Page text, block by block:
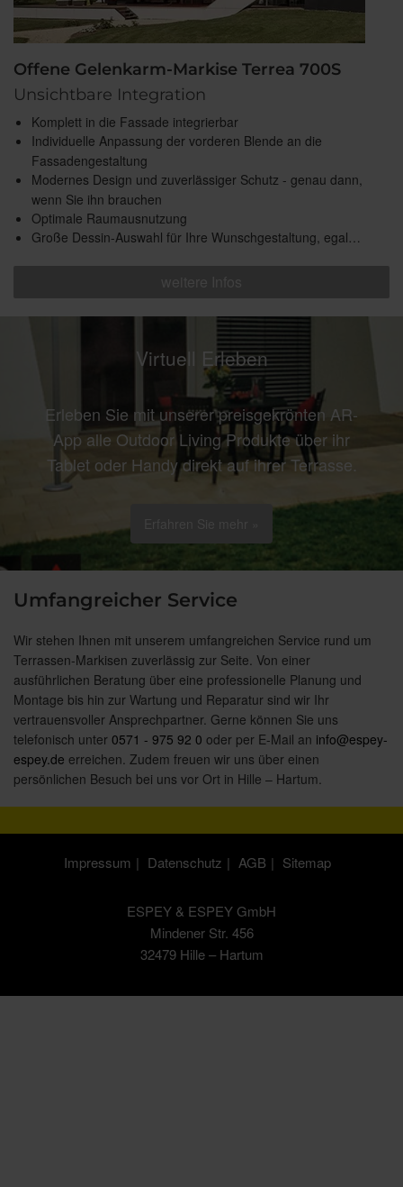
Offene Gelenkarm-Markise Terrea 700S
Unsichtbare Integration
Komplett in die Fassade integrierbar
Individuelle Anpassung der vorderen Blende an die
Fassadengestaltung
Modernes Design und zuverlässiger Schutz - genau dann,
wenn Sie ihn brauchen
Optimale Raumausnutzung
Große Dessin-Auswahl für Ihre Wunschgestaltung, egal…
Virtuell Erleben
Erleben Sie mit unserer preisgekrönten AR-
App alle Outdoor Living Produkte über ihr
Tablet oder Handy direkt auf ihrer Terrasse.
Erfahren Sie mehr »
Umfangreicher Service
Wir stehen Ihnen mit unserem umfangreichen Service rund um
Terrassen-Markisen zuverlässig zur Seite. Von einer
ausführlichen Beratung über eine professionelle Planung und
Montage bis hin zur Wartung und Reparatur sind wir Ihr
vertrauensvoller Ansprechpartner. Gerne können Sie uns
telefonisch unter 0571 - 975 92 0 oder per E-Mail an info@espey-
espey.de erreichen. Zudem freuen wir uns über einen
persönlichen Besuch bei uns vor Ort in Hille – Hartum.
Impressum Datenschutz AGB Sitemap
ESPEY & ESPEY GmbH
Mindener Str. 456
32479 Hille – Hartum